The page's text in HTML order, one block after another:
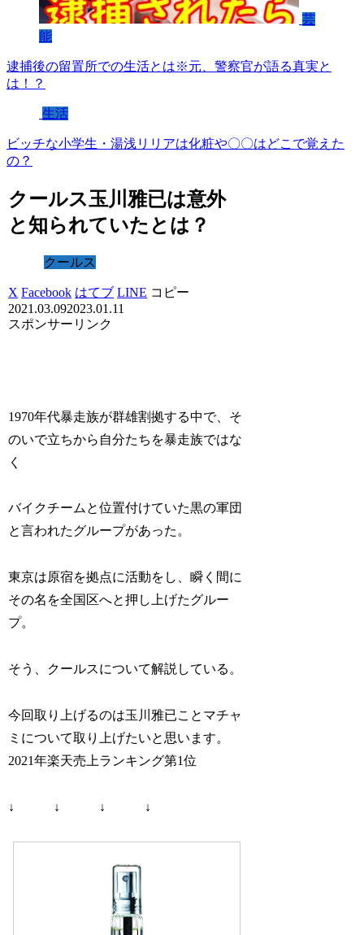
芸
能
逮捕後の留置所での生活とは※元、警察官が語る真実と
は！？
生活
ビッチな小学生・湯浅リリアは化粧や〇〇はどこで覚えた
の？
クールス玉川雅已は意外
と知られていたとは？
クールス
X Facebook はてブ LINE コピー
2021.03.092023.01.11
スポンサーリンク
1970年代暴走族が群雄割拠する中で、そ
のいで立ちから自分たちを暴走族ではな
く
バイクチームと位置付けていた黒の軍団
と言われたグループがあった。
東京は原宿を拠点に活動をし、瞬く間に
その名を全国区へと押し上げたグルー
プ。
そう、クールスについて解説している。
今回取り上げるのは玉川雅已ことマチャ
ミについて取り上げたいと思います。
2021年楽天売上ランキング第1位
↓ ↓ ↓ ↓